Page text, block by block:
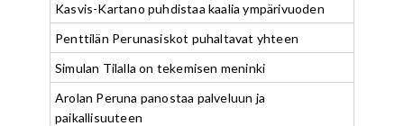
Kasvis-Kartano puhdistaa kaalia ympärivuoden
Penttilän Perunasiskot puhaltavat yhteen
Simulan Tilalla on tekemisen meninki
Arolan Peruna panostaa palveluun ja
paikallisuuteen